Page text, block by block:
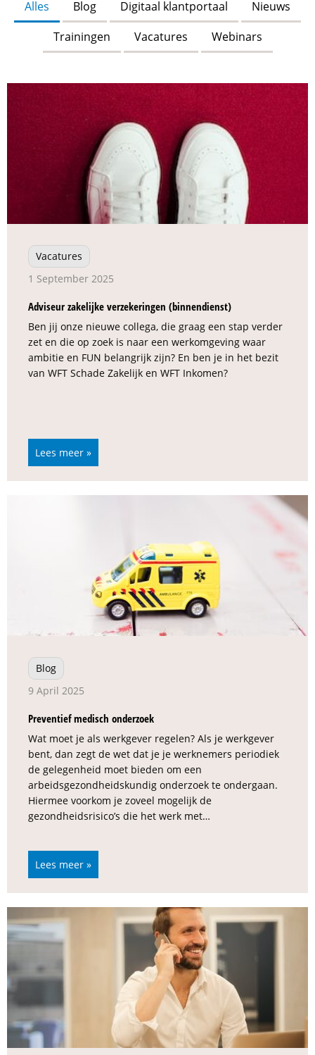
Alles Blog Digitaal klantportaal
Nieuws
Trainingen
Vacatures Webinars
Vacatures
1 September 2025
Adviseur zakelijke verzekeringen (binnendienst)
Ben jij onze nieuwe collega, die graag een stap verder
zet en die op zoek is naar een werkomgeving waar
ambitie en FUN belangrijk zijn? En ben je in het bezit
van WFT Schade Zakelijk en WFT Inkomen?
Lees meer »
Blog
9 April 2025
Preventief medisch onderzoek
Wat moet je als werkgever regelen? Als je werkgever
bent, dan zegt de wet dat je je werknemers periodiek
de gelegenheid moet bieden om een
arbeidsgezondheidskundig onderzoek te ondergaan.
Hiermee voorkom je zoveel mogelijk de
gezondheidsrisico’s die het werk met…
Lees meer »